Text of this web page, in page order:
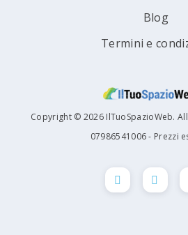
Blog
Termini e
Copyright © 2026 IlTuoSpazioWeb. All
07986541006 - Prezzi